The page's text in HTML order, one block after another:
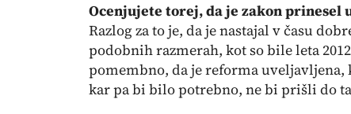
Ocenjujete torej, da je zakon prinesel
Razlog za to je, da je nastajal v času
podobnih razmerah, kot so bile leta
pomembno, da je reforma
kar pa bi bilo potrebno, ne bi prišli do